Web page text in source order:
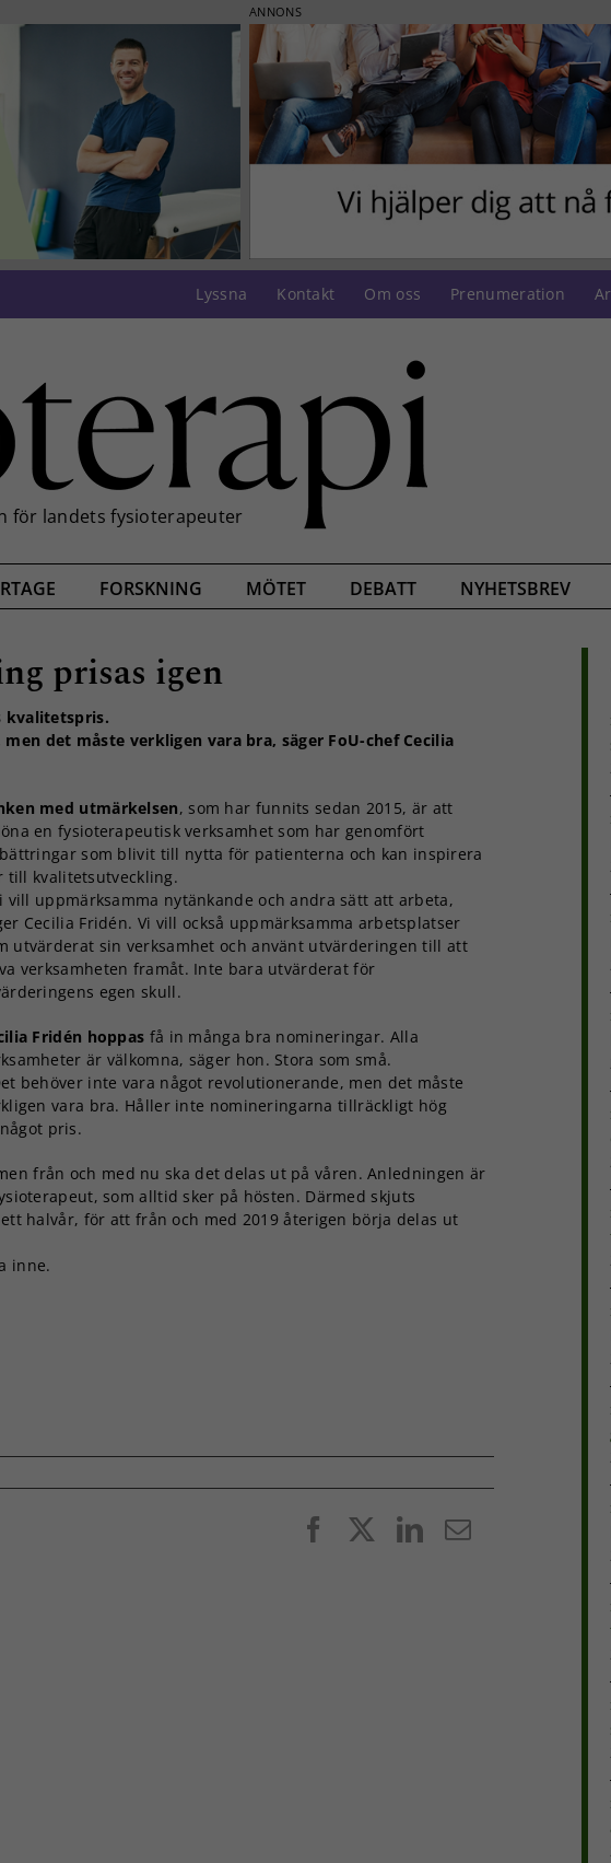
ANNONS
Lyssna Kontakt Om oss Prenumeration
FORSKNING MÖTET DEBATT NYHETSBREV
prisas igen
kvalitetspris.
det måste verkligen vara bra, säger FoU-chef Cecilia
med utmärkelsen, som har funnits sedan 2015, är att
en fysioterapeutisk verksamhet som har genomfört
som blivit till nytta för patienterna och kan inspirera
till kvalitetsutveckling.
vill uppmärksamma nytänkande och andra sätt att arbeta,
Cecilia Fridén. Vi vill också uppmärksamma arbetsplatser
utvärderat sin verksamhet och använt utvärderingen till att
verksamheten framåt. Inte bara utvärderat för
egen skull.
Fridén hoppas få in många bra nomineringar. Alla
är välkomna, säger hon. Stora som små.
behöver inte vara något revolutionerande, men det måste
vara bra. Håller inte nomineringarna tillräckligt hög
pris.
från och med nu ska det delas ut på våren. Anledningen är
som alltid sker på hösten. Därmed skjuts
halvår, för att från och med 2019 återigen börja delas ut
inne.
FacebookLinkedIn
E-